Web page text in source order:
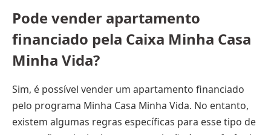
Pode vender apartamento
financiado pela Caixa Minha Casa
Minha Vida?
Sim, é possível vender um apartamento financiado
pelo programa Minha Casa Minha Vida. No entanto,
existem algumas regras específicas para esse tipo de